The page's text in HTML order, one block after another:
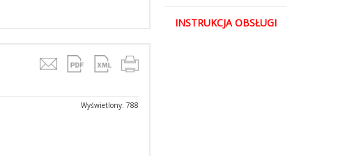
Wyświetlony: 788
INSTRUKCJA OBSŁUGI